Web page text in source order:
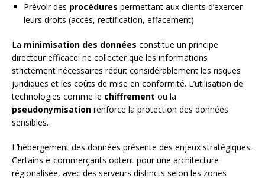
Prévoir des procédures permettant aux clients d’exercer
leurs droits (accès, rectification, effacement)
La minimisation des données constitue un principe
directeur efficace: ne collecter que les informations
strictement nécessaires réduit considérablement les risques
juridiques et les coûts de mise en conformité. L’utilisation de
technologies comme le chiffrement ou la
pseudonymisation renforce la protection des données
sensibles.
L’hébergement des données présente des enjeux stratégiques.
Certains e-commerçants optent pour une architecture
régionalisée, avec des serveurs distincts selon les zones